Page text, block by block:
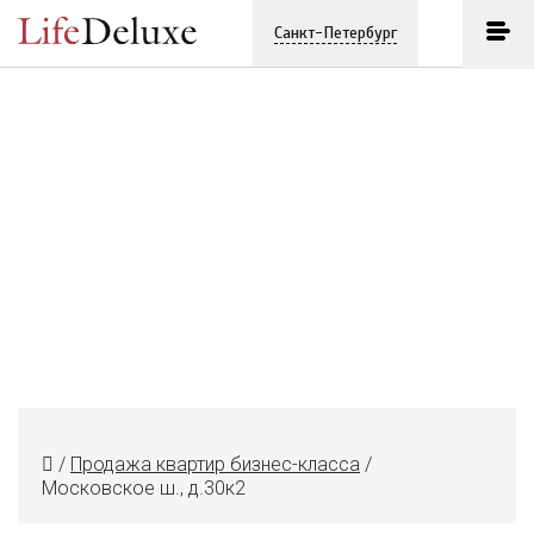
Санкт-Петербург
/ Продажа квартир бизнес-класса /
Московское ш., д.30к2